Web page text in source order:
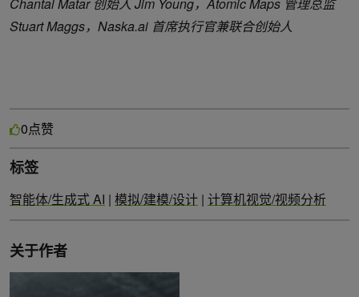
Chantal Matar 创始人 Jim Young，Atomic Maps 管理总监
Stuart Maggs，Naska.ai 首席执行官兼联合创始人
0点赞
标签
智能体/生成式 AI | 模拟/建模/设计 | 计算机视觉/视频分析
关于作者